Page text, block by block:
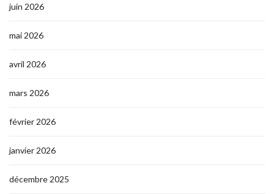
juin 2026
mai 2026
avril 2026
mars 2026
février 2026
janvier 2026
décembre 2025